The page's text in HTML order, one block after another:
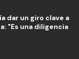
dar un giro clave a
"Es una diligencia